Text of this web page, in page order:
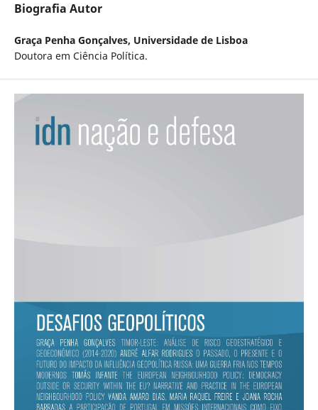
Biografia Autor
Graça Penha Gonçalves, Universidade de Lisboa
Doutora em Ciência Política.